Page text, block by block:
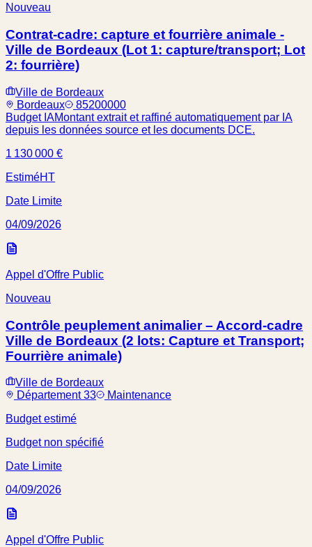
Nouveau
Contrat-cadre: capture et fourrière animale -
Ville de Bordeaux (Lot 1: capture/transport; Lot
2: fourrière)
Ville de Bordeaux
Bordeaux
85200000
Budget IAMontant extrait et raffiné automatiquement par IA
depuis les données source et les documents DCE.
1 130 000 €
EstiméHT
Date Limite
04/09/2026
Appel d'Offre Public
Nouveau
Contrôle peuplement animalier – Accord-cadre
Ville de Bordeaux (2 lots: Capture et Transport;
Fourrière animale)
Ville de Bordeaux
Département 33
Maintenance
Budget estimé
Budget non spécifié
Date Limite
04/09/2026
Appel d'Offre Public